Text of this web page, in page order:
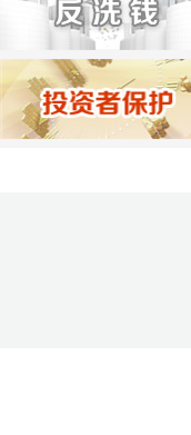
2220588
济南分公司：
0531-86123618
重庆营业部：023-
63799310